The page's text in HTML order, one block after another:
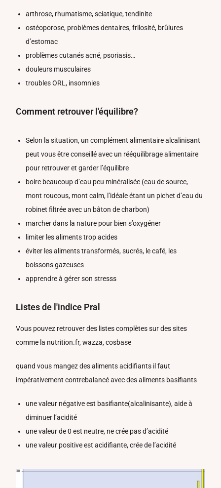
arthrose, rhumatisme, sciatique, tendinite
ostéoporose, problèmes dentaires, frilosité, brûlures
d’estomac
problèmes cutanés acné, psoriasis…
douleurs musculaires
troubles ORL, insomnies
Comment retrouver l'équilibre?
Selon la situation, un complément alimentaire alcalinisant
peut vous être conseillé avec un rééquilibrage alimentaire
pour retrouver et garder l’équilibre
boire beaucoup d’eau peu minéralisée (eau de source,
mont roucous, mont calm, l’idéale étant un pichet d’eau du
robinet filtrée avec un bâton de charbon)
marcher dans la nature pour bien s’oxygéner
limiter les aliments trop acides
éviter les aliments transformés, sucrés, le café, les
boissons gazeuses
apprendre à gérer son stresss
Listes de l'indice Pral
Vous pouvez retrouver des listes complètes sur des sites
comme la nutrition.fr, wazza, cosbase
quand vous mangez des aliments acidifiants il faut
impérativement contrebalancé avec des aliments basifiants
une valeur négative est basifiante(alcalinisante), aide à
diminuer l’acidité
une valeur de 0 est neutre, ne crée pas d’acidité
une valeur positive est acidifiante, crée de l’acidité